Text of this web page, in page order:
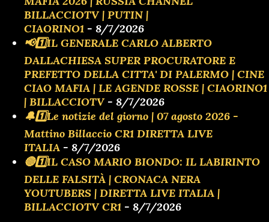
BILLACCIOTV | PUTIN |
CIAORINO1 - 8/7/2026
📢1️⃣IL GENERALE CARLO ALBERTO
DALLACHIESA SUPER PROCURATORE E
PREFETTO DELLA CITTA' DI PALERMO | CINE
CIAO MAFIA | LE AGENDE ROSSE | CIAORINO1
| BILLACCIOTV- 8/7/2026
🔔1️⃣Le notizie del giorno | 07 agosto 2026 -
Mattino Billaccio CR1 DIRETTA LIVE
ITALIA - 8/7/2026
🔴1️⃣IL CASO MARIO BIONDO: IL LABIRINTO
DELLE FALSITÀ | CRONACA NERA
YOUTUBERS | DIRETTA LIVE ITALIA |
BILLACCIOTV CR1 - 8/7/2026